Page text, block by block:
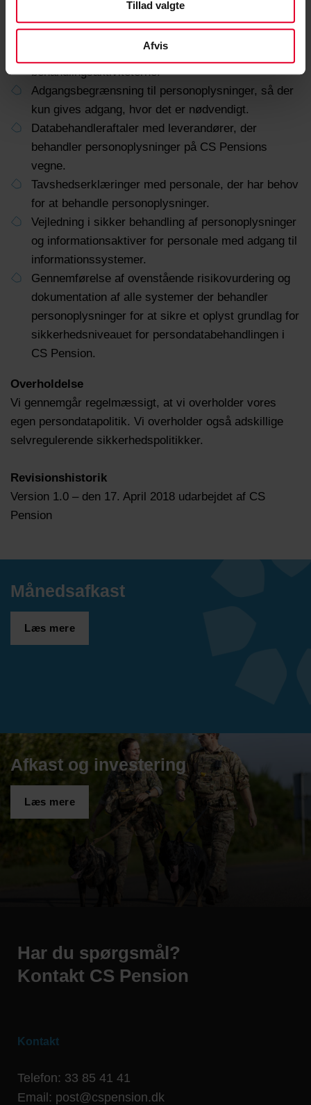
Tillad valgte
Afvis
Backup af alle it-systemer, der behandler
personoplysninger.
Anvendelse af branchetypiske it-systemer til
behandlingsaktiviteterne.
Adgangsbegrænsning til personoplysninger, så der
kun gives adgang, hvor det er nødvendigt.
Databehandleraftaler med leverandører, der
behandler personoplysninger på CS Pensions
vegne.
Tavshedserklæringer med personale, der har behov
for at behandle personoplysninger.
Vejledning i sikker behandling af personoplysninger
og informationsaktiver for personale med adgang til
informationssystemer.
Gennemførelse af ovenstående risikovurdering og
dokumentation af alle systemer der behandler
personoplysninger for at sikre et oplyst grundlag for
sikkerhedsniveauet for persondatabehandlingen i
CS Pension.
Overholdelse
Vi gennemgår regelmæssigt, at vi overholder vores
egen persondatapolitik. Vi overholder også adskillige
selvregulerende sikkerhedspolitikker.
Revisionshistorik
Version 1.0 – den 17. April 2018 udarbejdet af CS
Pension
Månedsafkast
Læs mere
Afkast og investering
Læs mere
Har du spørgsmål?
Kontakt CS Pension
Kontakt
Telefon: 33 85 41 41
Email: post@cspension.dk